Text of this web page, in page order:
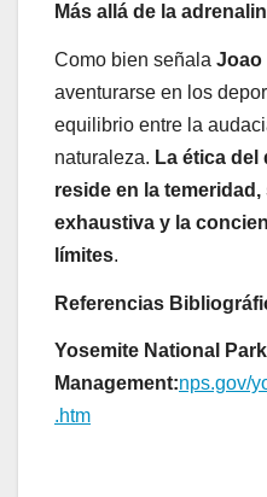
Más allá de la
Como bien señala Joao
aventurarse en los
equilibrio entre la
naturaleza. La ética
reside en la
exhaustiva y la
límites.
Referencias
Yosemite National
Management:nps.gov/
.htm